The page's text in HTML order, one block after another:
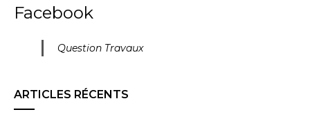
Facebook
Question Travaux
ARTICLES RÉCENTS